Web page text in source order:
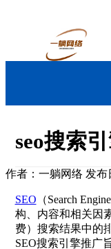
seo搜索
作者：一躺网络 发布
SEO （Search
构、内容和相关因
费）搜索结果中的
SEO搜索引擎推广